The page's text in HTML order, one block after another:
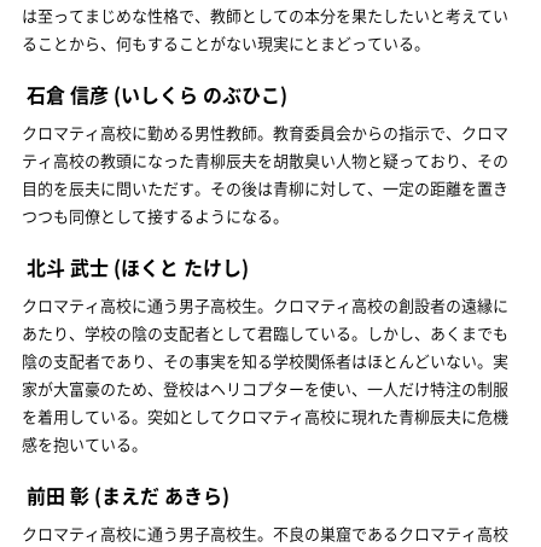
は至ってまじめな性格で、教師としての本分を果たしたいと考えてい
ることから、何もすることがない現実にとまどっている。
石倉 信彦 (いしくら のぶひこ)
クロマティ高校に勤める男性教師。教育委員会からの指示で、クロマ
ティ高校の教頭になった青柳辰夫を胡散臭い人物と疑っており、その
目的を辰夫に問いただす。その後は青柳に対して、一定の距離を置き
つつも同僚として接するようになる。
北斗 武士 (ほくと たけし)
クロマティ高校に通う男子高校生。クロマティ高校の創設者の遠縁に
あたり、学校の陰の支配者として君臨している。しかし、あくまでも
陰の支配者であり、その事実を知る学校関係者はほとんどいない。実
家が大富豪のため、登校はヘリコプターを使い、一人だけ特注の制服
を着用している。突如としてクロマティ高校に現れた青柳辰夫に危機
感を抱いている。
前田 彰 (まえだ あきら)
クロマティ高校に通う男子高校生。不良の巣窟であるクロマティ高校